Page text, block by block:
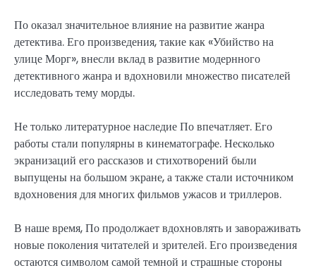
По оказал значительное влияние на развитие жанра
детектива. Его произведения, такие как «Убийство на
улице Морг», внесли вклад в развитие модернного
детективного жанра и вдохновили множество писателей
исследовать тему морды.
Не только литературное наследие По впечатляет. Его
работы стали популярны в кинематографе. Несколько
экранизаций его рассказов и стихотворений были
выпущены на большом экране, а также стали источником
вдохновения для многих фильмов ужасов и триллеров.
В наше время, По продолжает вдохновлять и завораживать
новые поколения читателей и зрителей. Его произведения
остаются символом самой темной и страшные стороны